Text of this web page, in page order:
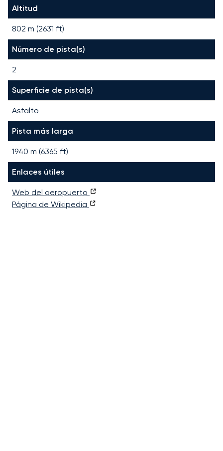
Altitud
802 m (2631 ft)
Número de pista(s)
2
Superficie de pista(s)
Asfalto
Pista más larga
1940 m (6365 ft)
Enlaces útiles
Web del aeropuerto
Página de Wikipedia